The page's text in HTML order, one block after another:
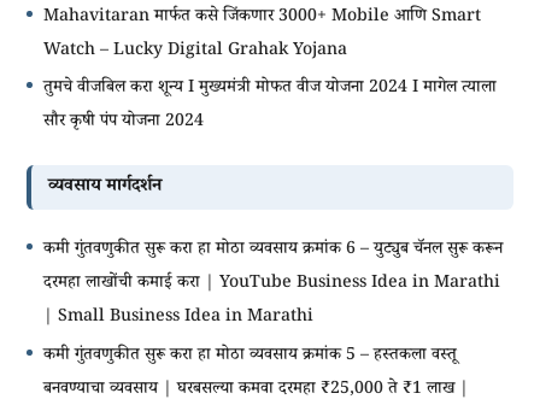
Mahavitaran मार्फत कसे जिंकणार 3000+ Mobile आणि Smart
Watch – Lucky Digital Grahak Yojana
तुमचे वीजबिल करा शून्य I मुख्यमंत्री मोफत वीज योजना 2024 I मागेल त्याला
सौर कृषी पंप योजना 2024
व्यवसाय मार्गदर्शन
कमी गुंतवणुकीत सुरू करा हा मोठा व्यवसाय क्रमांक 6 – युट्युब चॅनल सुरू करून
दरमहा लाखोंची कमाई करा | YouTube Business Idea in Marathi
| Small Business Idea in Marathi
कमी गुंतवणुकीत सुरू करा हा मोठा व्यवसाय क्रमांक 5 – हस्तकला वस्तू
बनवण्याचा व्यवसाय | घरबसल्या कमवा दरमहा ₹25,000 ते ₹1 लाख |